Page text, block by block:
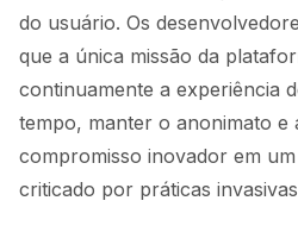
do usuário. Os
que a única missão da
continuamente a experiência
tempo, manter o anonimato e
compromisso inovador em
criticado por práticas